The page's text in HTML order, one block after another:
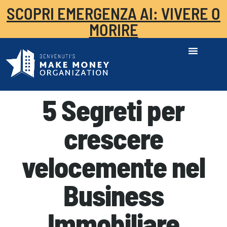
SCOPRI EMERGENZA AI: VIVERE O
MORIRE
5 Segreti per
crescere
velocemente nel
Business